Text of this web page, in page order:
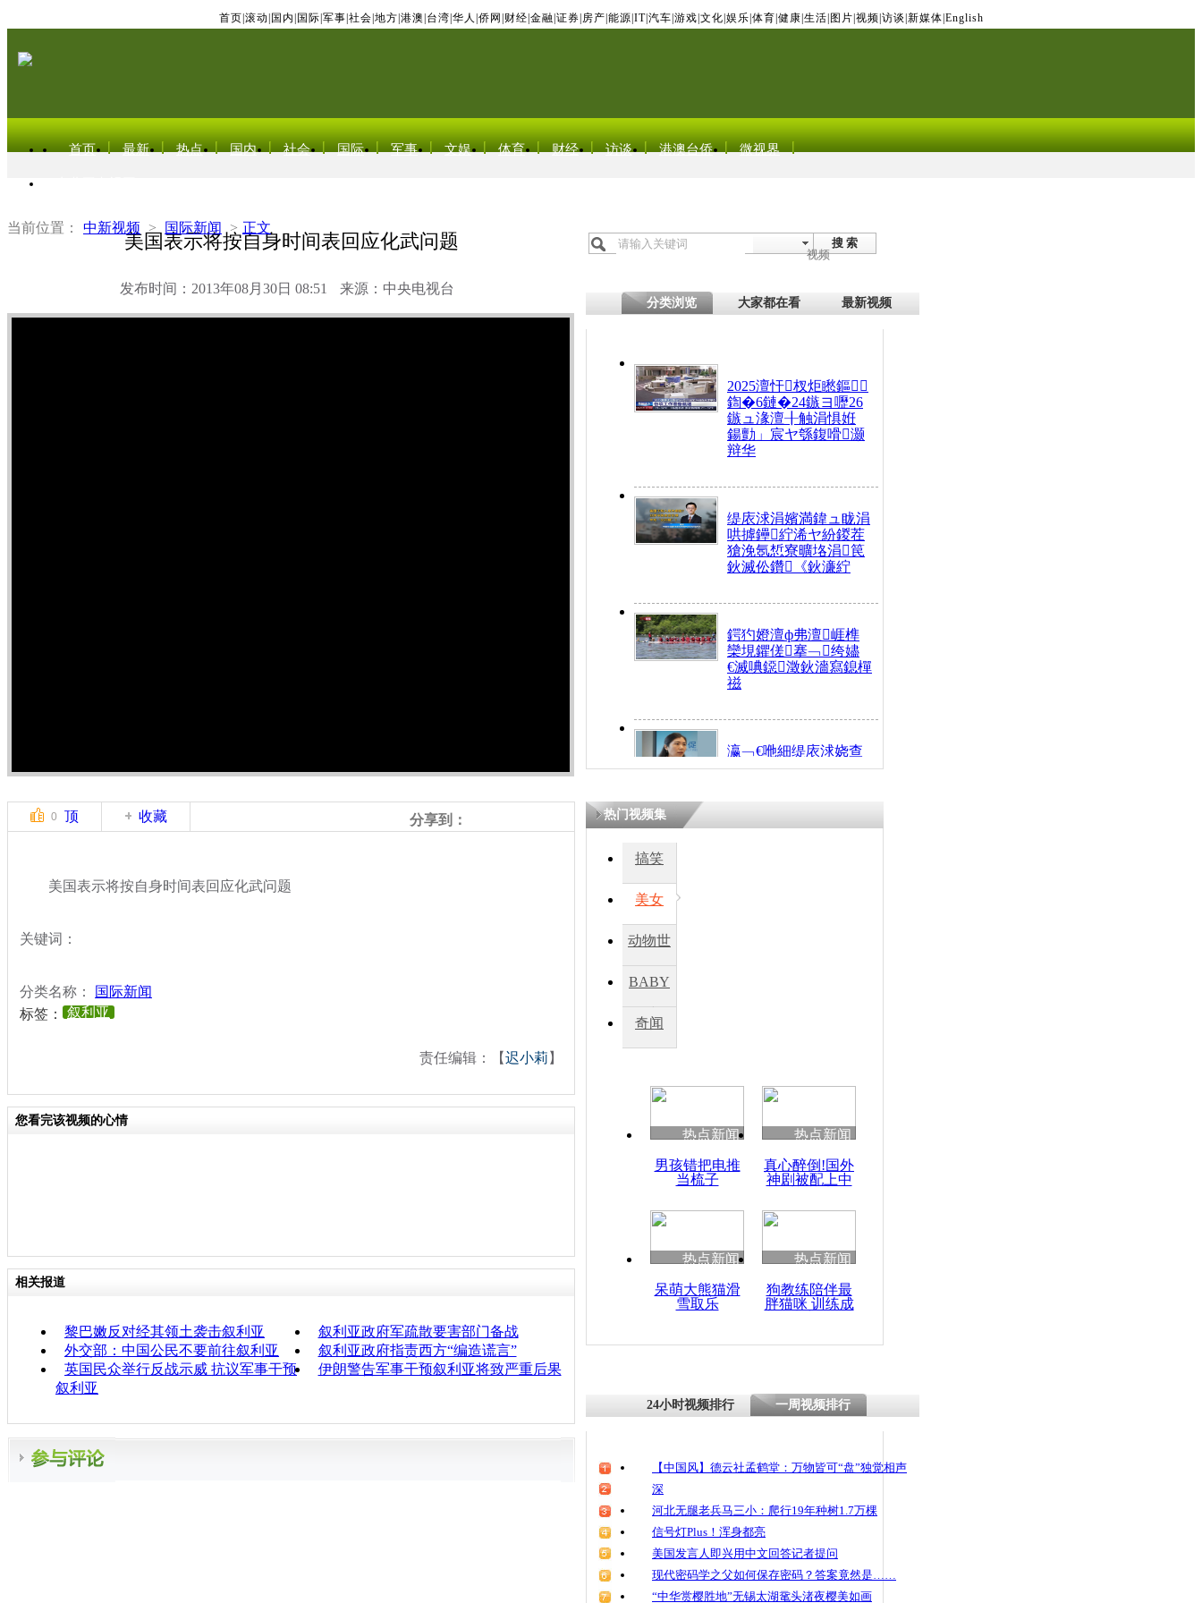
首页 滚动 国内 国际 军事 社会 地方 港澳 台湾 华人 侨网 财经 金融 证券 房产 能源 IT| 汽车 游戏 文化 娱乐 体育 健康 生活 图片 视频 访谈 新媒体 English
首页 最新 热点 国内 社会 国际 军事 文娱 体育 财经 访谈 港澳台侨 微视界
当前位置： 中新视频 > 国际新闻 > 正文
美国表示将按自身时间表回应化武问题
发布时间：2013年08月30日 08:51 来源：中央电视台
搜 索
视频
分类浏览 大家都在看 最新视频
2025澶忓杈炬矁鏂
鍧�6鏈�24鏃ヨ嚦26
鏃ュ湪澶╂触涓惧姙
鍚勯」宸ヤ綔鍑嗗灏
辩华
缇庡浗涓嬪満鍏ュ眬涓
哄摢鑸紵浠ヤ紛鍐茬
獊浼氬惁寮曠垎涓笢
鈥滅伀鑽《鈥濓紵
鍔犳嬁澶ф弗澶崕榫
欒垷鑺傞搴﹁绔嬧
€滅唺鐚澂鈥濇寫鎴樿
禌
瀛﹁€咃細缇庡浗娆查
€间笢鍗椾簹涓庝腑鍥
瘑灞€
0 顶 收藏 分享到：
美国表示将按自身时间表回应化武问题
关键词：
分类名称：
国际新闻
标签：
叙利亚
责任编辑：【迟小莉 】
您看完该视频的心情
相关报道
黎巴嫩反对经其领土袭击叙利亚
叙利亚政府军疏散要害部门备战
外交部：中国公民不要前往叙利亚
叙利亚政府指责西方“编造谎言”
英国民众举行反战示威 抗议军事干预
叙利亚
伊朗警告军事干预叙利亚将致严重后果
热门视频集
搞笑
美女
动物世
BABY
秀
奇闻
热点新闻
男孩错把电推
当梳子
热点新闻
真心醉倒!国外
神剧被配上中
热点新闻
呆萌大熊猫滑
雪取乐
热点新闻
狗教练陪伴最
胖猫咪 训练成
24小时视频排行 一周视频排行
【中国风】德云社孟鹤堂：万物皆可“盘”独觉相声
深
河北无腿老兵马三小：爬行19年种树1.7万棵
信号灯Plus！浑身都亮
美国发言人即兴用中文回答记者提问
现代密码学之父如何保存密码？答案竟然是……
“中华赏樱胜地”无锡太湖鼋头渚夜樱美如画